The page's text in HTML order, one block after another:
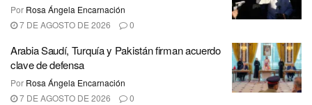
Por Rosa Ángela Encarnación
7 DE AGOSTO DE 2026
0
Arabia Saudí, Turquía y Pakistán firman acuerdo
clave de defensa
Por Rosa Ángela Encarnación
7 DE AGOSTO DE 2026
0